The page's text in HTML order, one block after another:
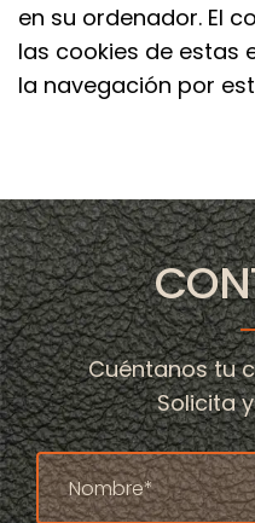
en su ordenador. El
las cookies de estas
la navegación por
Cuéntanos tu
Solicita